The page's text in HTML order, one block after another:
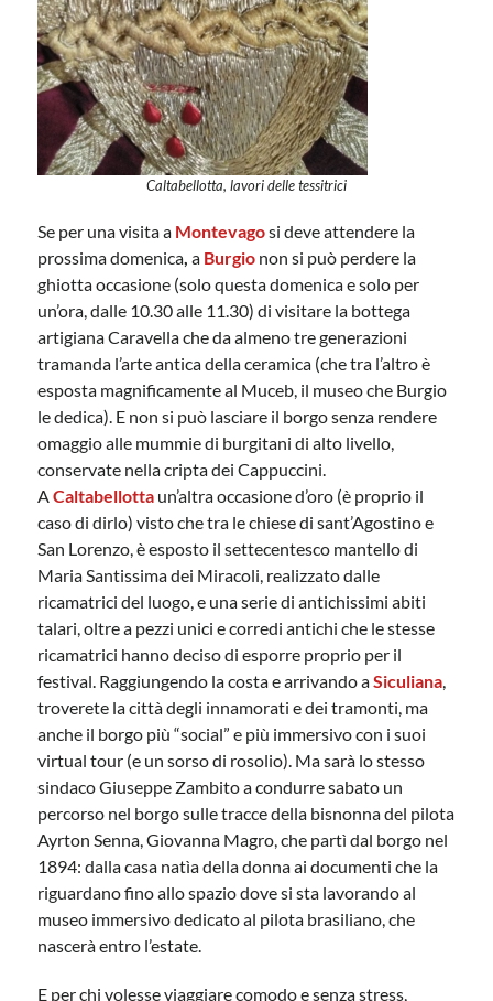
Caltabellotta, lavori delle tessitrici
Se per una visita a Montevagosi deve attendere la
prossima domenica,a Burgio non si può perdere la
ghiotta occasione (solo questa domenica e solo per
un’ora, dalle 10.30 alle 11.30) di visitare la bottega
artigiana Caravella che da almeno tre generazioni
tramanda l’arte antica della ceramica (che tra l’altro è
esposta magnificamente al Muceb, il museo che Burgio
le dedica). E non si può lasciare il borgo senza rendere
omaggio alle mummie di burgitani di alto livello,
conservate nella cripta dei Cappuccini.
ACaltabellotta un’altra occasione d’oro (è proprio il
caso di dirlo) visto che tra le chiese di sant’Agostino e
San Lorenzo, è esposto il settecentesco mantello di
Maria Santissima dei Miracoli, realizzato dalle
ricamatrici del luogo, e una serie di antichissimi abiti
talari, oltre a pezzi unici e corredi antichi che le stesse
ricamatrici hanno deciso di esporre proprio per il
festival. Raggiungendo la costa e arrivando aSiculiana,
troverete la città degli innamorati e dei tramonti, ma
anche il borgo più “social” e più immersivo con i suoi
virtual tour (e un sorso di rosolio). Ma sarà lo stesso
sindaco Giuseppe Zambito a condurre sabato un
percorso nel borgo sulle tracce della bisnonna del pilota
Ayrton Senna, Giovanna Magro, che partì dal borgo nel
1894: dalla casa natìa della donna ai documenti che la
riguardano fino allo spazio dove si sta lavorando al
museo immersivo dedicato al pilota brasiliano, che
nascerà entro l’estate.
E per chi volesse viaggiare comodo e senza stress,